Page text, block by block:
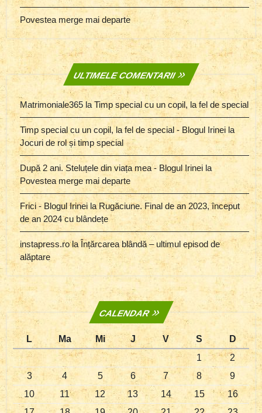
Povestea merge mai departe
ULTIMELE COMENTARII
Matrimoniale365 la Timp special cu un copil, la fel de special
Timp special cu un copil, la fel de special - Blogul Irinei la
Jocuri de rol și timp special
După 2 ani. Steluțele din viața mea - Blogul Irinei la
Povestea merge mai departe
Frici - Blogul Irinei laRugăciune. Final de an 2023, început
de an 2024 cu blândețe
instapress.rola Înțărcarea blândă – ultimul episod de
alăptare
CALENDAR
L Ma Mi J V S
D
1
2
3
4 5 6 7 8
9
10
11 12 13 14 15
16